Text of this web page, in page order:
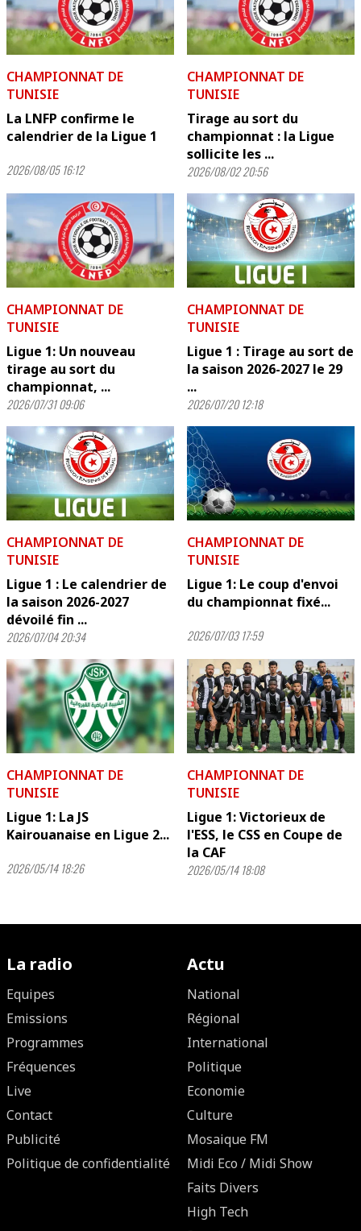
CHAMPIONNAT DE
TUNISIE
La LNFP confirme le
calendrier de la Ligue 1
2026/08/05 16:12
CHAMPIONNAT DE
TUNISIE
Tirage au sort du
championnat : la Ligue
sollicite les ...
2026/08/02 20:56
CHAMPIONNAT DE
TUNISIE
Ligue 1: Un nouveau
tirage au sort du
championnat, ...
2026/07/31 09:06
CHAMPIONNAT DE
TUNISIE
Ligue 1 : Tirage au sort de
la saison 2026-2027 le 29
...
2026/07/20 12:18
CHAMPIONNAT DE
TUNISIE
Ligue 1 : Le calendrier de
la saison 2026-2027
dévoilé fin ...
2026/07/04 20:34
CHAMPIONNAT DE
TUNISIE
Ligue 1: Le coup d'envoi
du championnat fixé...
2026/07/03 17:59
CHAMPIONNAT DE
TUNISIE
Ligue 1: La JS
Kairouanaise en Ligue 2...
2026/05/14 18:26
CHAMPIONNAT DE
TUNISIE
Ligue 1: Victorieux de
l'ESS, le CSS en Coupe de
la CAF
2026/05/14 18:08
La radio
Equipes
Emissions
Programmes
Fréquences
Live
Contact
Publicité
Politique de confidentialité
Actu
National
Régional
International
Politique
Economie
Culture
Mosaique FM
Midi Eco / Midi Show
Faits Divers
High Tech